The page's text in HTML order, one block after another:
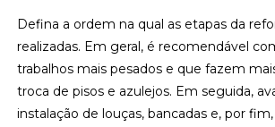
Defina a ordem na qual as etapas da
realizadas. Em geral, é recomendável
trabalhos mais pesados e que fazem
troca de pisos e azulejos. Em seguida,
instalação de louças, bancadas e, por